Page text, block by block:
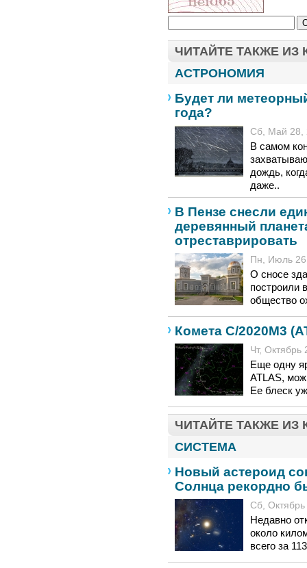
ЧИТАЙТЕ ТАКЖЕ ИЗ
АСТРОНОМИЯ
Будет ли
года?
Сб, Май 28,
В самом
дождь,
даже..
В Пензе снесли
деревянный
отреставрировать
Пн, Июль
О сносе
построили
общество
Комета C/2020M3
Чт, Октябрь
Еще одну
ATLAS,
Ее блеск
ЧИТАЙТЕ ТАКЖЕ ИЗ
СИСТЕМА
Новый астероид
Солнца рекордно
Сб,
Недавно
около
всего за